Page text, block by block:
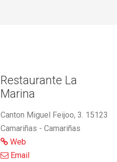
Restaurante La
Marina
Canton Miguel Feijoo, 3. 15123
Camariñas - Camariñas
Web
Email